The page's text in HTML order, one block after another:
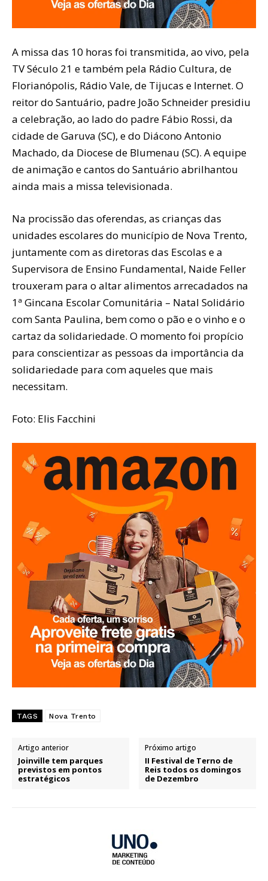
A missa das 10 horas foi transmitida, ao vivo, pela
TV Século 21 e também pela Rádio Cultura, de
Florianópolis, Rádio Vale, de Tijucas e Internet. O
reitor do Santuário, padre João Schneider presidiu
a celebração, ao lado do padre Fábio Rossi, da
cidade de Garuva (SC), e do Diácono Antonio
Machado, da Diocese de Blumenau (SC). A equipe
de animação e cantos do Santuário abrilhantou
ainda mais a missa televisionada.
Na procissão das oferendas, as crianças das
unidades escolares do município de Nova Trento,
juntamente com as diretoras das Escolas e a
Supervisora de Ensino Fundamental, Naide Feller
trouxeram para o altar alimentos arrecadados na
1ª Gincana Escolar Comunitária – Natal Solidário
com Santa Paulina, bem como o pão e o vinho e o
cartaz da solidariedade. O momento foi propício
para conscientizar as pessoas da importância da
solidariedade para com aqueles que mais
necessitam.
Foto: Elis Facchini
TAGS Nova Trento
Artigo anterior
Joinville tem parques
previstos em pontos
estratégicos
Próximo artigo
II Festival de Terno de
Reis todos os domingos
de Dezembro